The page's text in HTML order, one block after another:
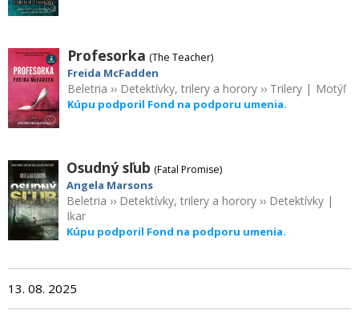
Profesorka (The Teacher)
Freida McFadden
Beletria ›› Detektívky, trilery a horory›› Trilery| Motýľ
Kúpu podporil Fond na podporu umenia.
Osudný sľub (Fatal Promise)
Angela Marsons
Beletria ›› Detektívky, trilery a horory›› Detektívky|
Ikar
Kúpu podporil Fond na podporu umenia.
13. 08. 2025